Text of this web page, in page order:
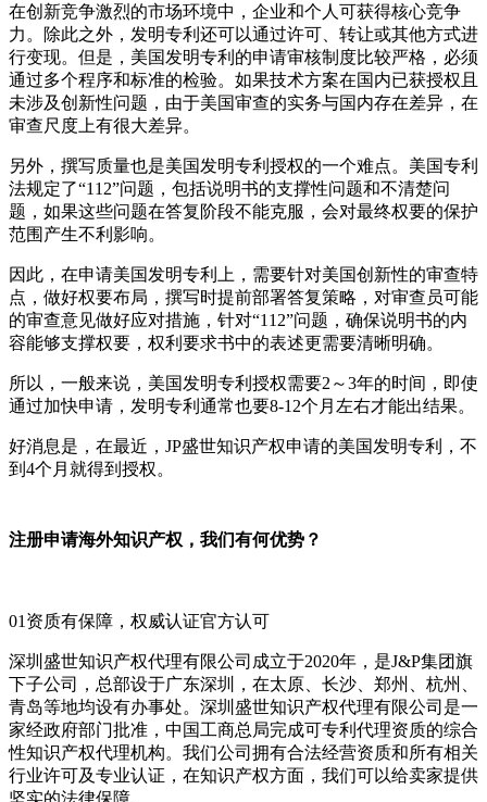
在创新竞争激烈的市场环境中，企业和个人可获得核心竞争
力。除此之外，发明专利还可以通过许可、转让或其他方式进
行变现。但是，美国发明专利的申请审核制度比较严格，必须
通过多个程序和标准的检验。如果技术方案在国内已获授权且
未涉及创新性问题，由于美国审查的实务与国内存在差异，在
审查尺度上有很大差异。
另外，撰写质量也是美国发明专利授权的一个难点。美国专利
法规定了“112”问题，包括说明书的支撑性问题和不清楚问
题，如果这些问题在答复阶段不能克服，会对最终权要的保护
范围产生不利影响。
因此，在申请美国发明专利上，需要针对美国创新性的审查特
点，做好权要布局，撰写时提前部署答复策略，对审查员可能
的审查意见做好应对措施，针对“112”问题，确保说明书的内
容能够支撑权要，权利要求书中的表述更需要清晰明确。
所以，一般来说，美国发明专利授权需要2～3年的时间，即使
通过加快申请，发明专利通常也要8-12个月左右才能出结果。
好消息是，在最近，JP盛世知识产权申请的美国发明专利，不
到4个月就得到授权。
注册申请海外知识产权，我们有何优势？
01资质有保障，权威认证官方认可
深圳盛世知识产权代理有限公司成立于2020年，是J&P集团旗
下子公司，总部设于广东深圳，在太原、长沙、郑州、杭州、
青岛等地均设有办事处。深圳盛世知识产权代理有限公司是一
家经政府部门批准，中国工商总局完成可专利代理资质的综合
性知识产权代理机构。我们公司拥有合法经营资质和所有相关
行业许可及专业认证，在知识产权方面，我们可以给卖家提供
坚实的法律保障。